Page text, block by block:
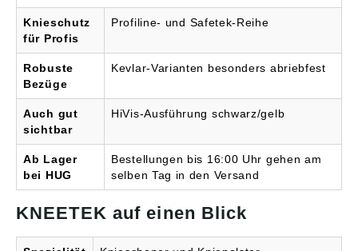
Knieschutz
für Profis
Profiline- und Safetek-Reihe
Robuste
Bezüge
Kevlar-Varianten besonders abriebfest
Auch gut
sichtbar
HiVis-Ausführung schwarz/gelb
Ab Lager
bei HUG
Bestellungen bis 16:00 Uhr gehen am
selben Tag in den Versand
KNEETEK auf einen Blick